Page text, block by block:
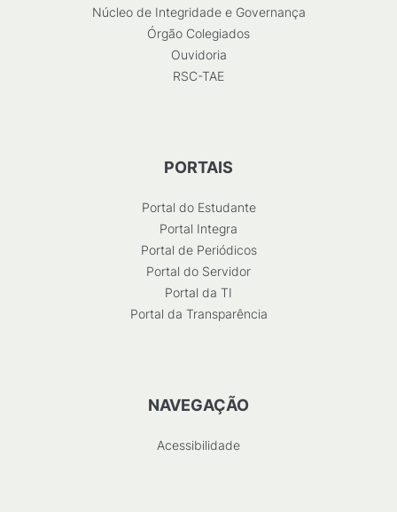
Núcleo de Integridade e Governança
Órgão Colegiados
Ouvidoria
RSC-TAE
PORTAIS
Portal do Estudante
Portal Integra
Portal de Periódicos
Portal do Servidor
Portal da TI
Portal da Transparência
NAVEGAÇÃO
Acessibilidade